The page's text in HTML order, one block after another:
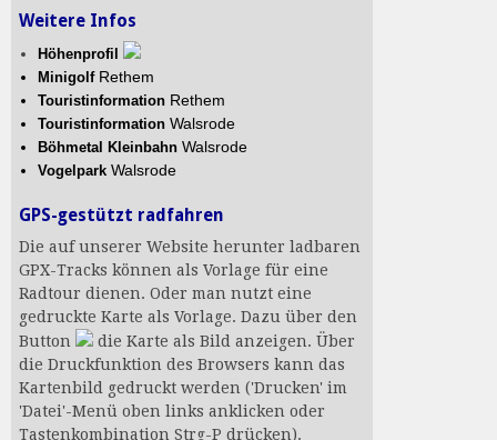
Weitere Infos
Höhenprofil
MinigolfRethem
TouristinformationRethem
TouristinformationWalsrode
Böhmetal KleinbahnWalsrode
VogelparkWalsrode
GPS-gestützt radfahren
Die auf unserer Website herunter ladbaren
GPX-Tracks können als Vorlage für eine
Radtour dienen. Oder man nutzt eine
gedruckte Karte als Vorlage. Dazu über den
Button
die Karte als Bild anzeigen. Über
die Druckfunktion des Browsers kann das
Kartenbild gedruckt werden ('Drucken' im
'Datei'-Menü oben links anklicken oder
Tastenkombination Strg-P drücken).